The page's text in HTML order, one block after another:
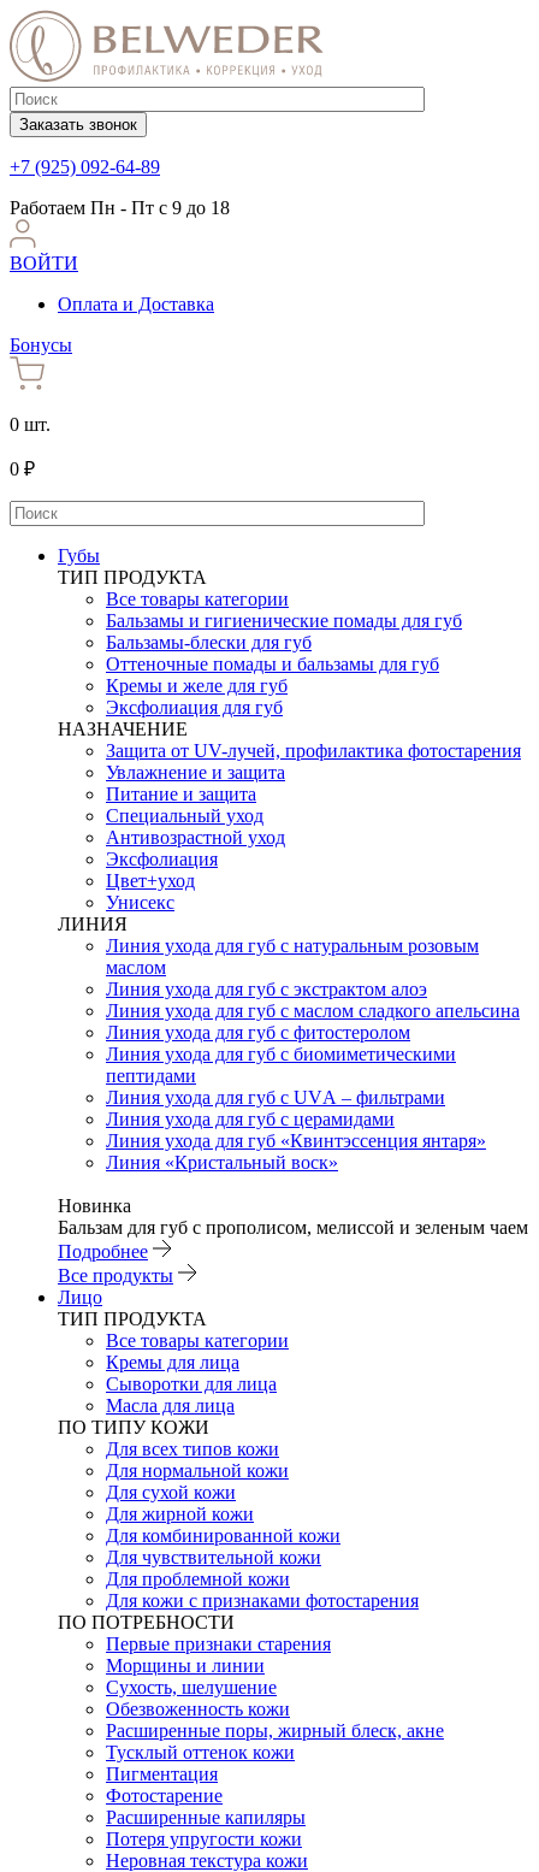
Заказать звонок
+7 (925) 092-64-89
Работаем Пн - Пт с 9 до 18
ВОЙТИ
Оплата и Доставка
Бонусы
0 шт.
0 ₽
Губы
ТИП ПРОДУКТА
Все товары категории
Бальзамы и гигиенические помады для губ
Бальзамы-блески для губ
Оттеночные помады и бальзамы для губ
Кремы и желе для губ
Эксфолиация для губ
НАЗНАЧЕНИЕ
Защита от UV-лучей, профилактика фотостарения
Увлажнение и защита
Питание и защита
Специальный уход
Антивозрастной уход
Эксфолиация
Цвет+уход
Унисекс
ЛИНИЯ
Линия ухода для губ с натуральным розовым
маслом
Линия ухода для губ с экстрактом алоэ
Линия ухода для губ с маслом сладкого апельсина
Линия ухода для губ с фитостеролом
Линия ухода для губ с биомиметическими
пептидами
Линия ухода для губ с UVА – фильтрами
Линия ухода для губ с церамидами
Линия ухода для губ «Квинтэссенция янтаря»
Линия «Кристальный воск»
Новинка
Бальзам для губ с прополисом, мелиссой и зеленым чаем
Подробнее
Все продукты
Лицо
ТИП ПРОДУКТА
Все товары категории
Кремы для лица
Сыворотки для лица
Масла для лица
ПО ТИПУ КОЖИ
Для всех типов кожи
Для нормальной кожи
Для сухой кожи
Для жирной кожи
Для комбинированной кожи
Для чувствительной кожи
Для проблемной кожи
Для кожи с признаками фотостарения
ПО ПОТРЕБНОСТИ
Первые признаки старения
Морщины и линии
Сухость, шелушение
Обезвоженность кожи
Расширенные поры, жирный блеск, акне
Тусклый оттенок кожи
Пигментация
Фотостарение
Расширенные капиляры
Потеря упругости кожи
Неровная текстура кожи